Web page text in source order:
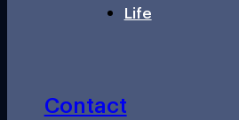
Life
Contact